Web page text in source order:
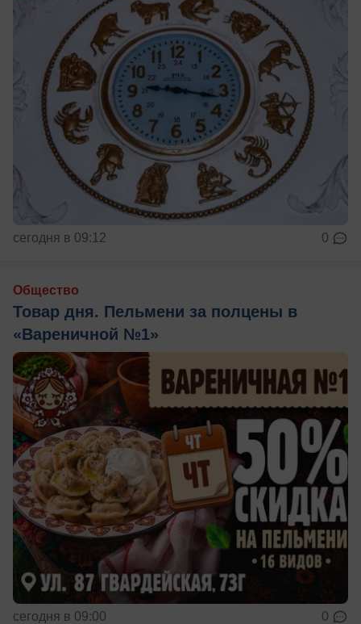
сегодня в 09:12 0
Общество
Товар дня. Пельмени за полцены в
«Вареничной №1»
сегодня в 09:00 0